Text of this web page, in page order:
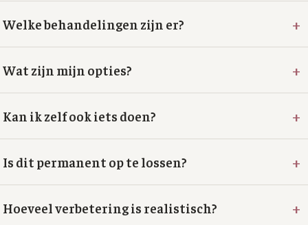
Welke behandelingen zijn er? +
Wat zijn mijn opties? +
Kan ik zelf ook iets doen? +
Is dit permanent op te lossen? +
Hoeveel verbetering is realistisch? +